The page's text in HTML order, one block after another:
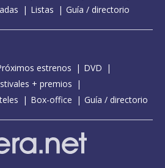
Listas Guía / directorio
estrenos
DVD
+ premios
Box-office Guía / directorio